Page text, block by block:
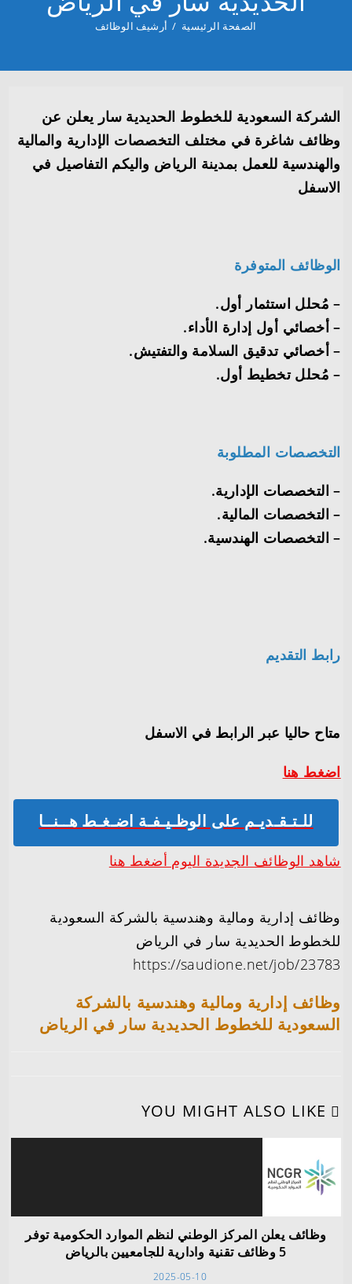
الصفحة الرئيسية / أرشيف الوظائف
الشركة السعودية للخطوط الحديدية سار يعلن عن
وظائف شاغرة في مختلف التخصصات الإدارية والمالية
والهندسية للعمل بمدينة الرياض واليكم التفاصيل في
الاسفل
الوظائف المتوفرة
– مُحلل استثمار أول.
– أخصائي أول إدارة الأداء.
– أخصائي تدقيق السلامة والتفتيش‏.
– مُحلل تخطيط أول.
التخصصات المطلوبة
– التخصصات الإدارية.
– التخصصات المالية.
– التخصصات الهندسية.
رابط التقديم
متاح حاليا عبر الرابط في الاسفل
اضغط هنا
للـتـقـديـم على الوظـيـفـة اضـغـط هــنــا
شاهد الوظائف الجديدة اليوم أضغط هنا
وظائف إدارية ومالية وهندسية بالشركة السعودية
للخطوط الحديدية سار في الرياض
https://saudione.net/job/23783
وظائف إدارية ومالية وهندسية بالشركة
السعودية للخطوط الحديدية سار في الرياض
YOU MIGHT ALSO LIKE
وظائف يعلن المركز الوطني لنظم الموارد الحكومية توفر
5 وظائف تقنية وادارية للجامعيين بالرياض
2025-05-10